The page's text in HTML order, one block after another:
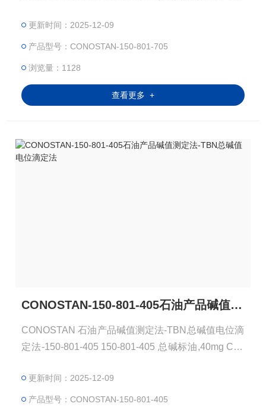
ber(TBN)：在规定的条件下滴定时，中和1g试样中全
部碱性组分所需高氯酸的量，以当量氢氧化钾毫克数
更新时间：2025-12-09
产品型号：CONOSTAN-150-801-705
浏览量：1128
查看更多 +
CONOSTAN-150-801-405石油产品碱值测定法-TBN总碱值电位滴定法
CONOSTAN 石油产品碱值测定法-TBN总碱值电位滴
定法-150-801-405 150-801-405 总碱标油,40mg Con
ber(TBN)：在规定的条件下滴定时，中和1g试样中全
部碱性组分所需高氯酸的量，以当量氢氧化钾毫克数
更新时间：2025-12-09
产品型号：CONOSTAN-150-801-405